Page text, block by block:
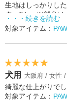
生地はしっかりし
す。Tシャツ部分
ーションが増えた
・・・続きを読む
対象アイテム：
犬用 大阪府 / 女性
綺麗な仕上がりで
対象アイテム：